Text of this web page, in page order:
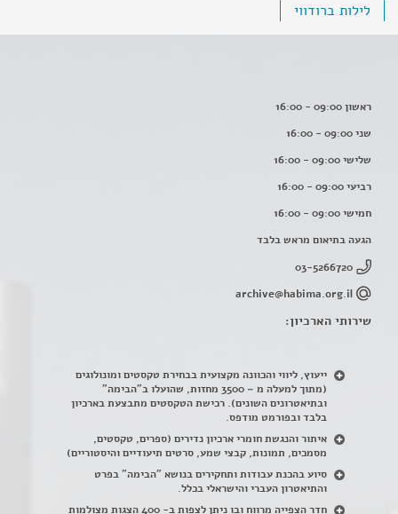
לילות ברודווי
ראשון 09:00 - 16:00
שני 09:00 - 16:00
שלישי 09:00 - 16:00
רביעי 09:00 - 16:00
חמישי 09:00 - 16:00
הגעה בתיאום מראש בלבד
03-5266720
archive@habima.org.il
שירותי הארכיון:
ייעוץ, ליווי והכוונה מקצועית בבחירת טקסטים ומונולוגים
(מתוך למעלה מ – 3500 מחזות, שהועלו ב"הבימה"
ובתיאטרונים השונים). רכישת הטקסטים מתבצעת בארכיון
בלבד ובפורמט מודפס.
איתור והנגשת חומרי ארכיון נדירים (ספרים, טקסטים,
מסמכים, תמונות, קבצי שמע, סרטים תיעודיים והיסטוריים)
סיוע בהכנת עבודות ותחקירים בנושא "הבימה" בפרט
והתיאטרון העברי והישראלי בכלל.
חדר הצפייה מרווח ובו ניתן לצפות ב- 400 הצגות מצולמות